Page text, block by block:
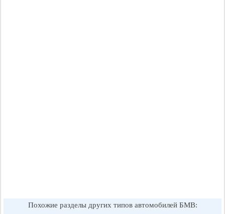
Похожие разделы других типов автомобилей БМВ: